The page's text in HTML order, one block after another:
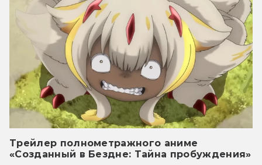
Трейлер полнометражного аниме
«Созданный в Бездне: Тайна пробуждения»